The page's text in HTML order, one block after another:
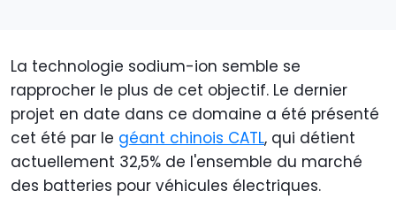
La technologie sodium-ion semble se
rapprocher le plus de cet objectif. Le dernier
projet en date dans ce domaine a été présenté
cet été par le géant chinois CATL, qui détient
actuellement 32,5% de l'ensemble du marché
des batteries pour véhicules électriques.